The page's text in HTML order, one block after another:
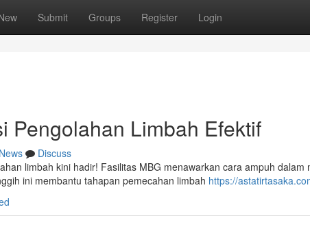
Submit Groups Register Login
Pengolahan Limbah Efektif
News
Discuss
limbah kini hadir! Fasilitas MBG menawarkan cara ampuh dalam
ini membantu tahapan pemecahan limbah https://